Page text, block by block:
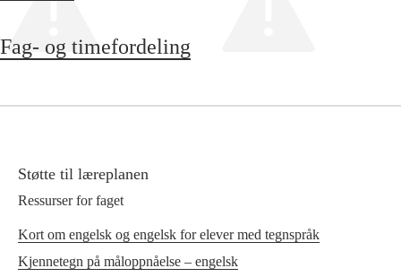
Fag- og timefordeling
Støtte til læreplanen
Ressurser for faget
Kort om engelsk og engelsk for elever med tegnspråk
Kjennetegn på måloppnåelse – engelsk